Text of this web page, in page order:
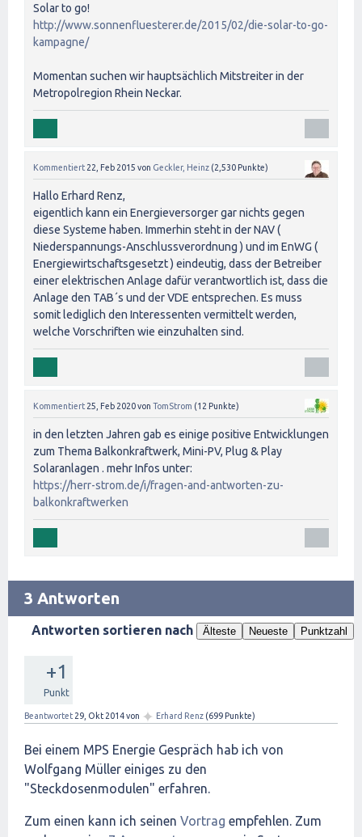
Solar to go!
http://www.sonnenfluesterer.de/2015/02/die-solar-to-go-
kampagne/
Momentan suchen wir hauptsächlich Mitstreiter in der
Metropolregion Rhein Neckar.
Kommentiert 22, Feb 2015 von Geckler, Heinz (2,530 Punkte)
Hallo Erhard Renz,
eigentlich kann ein Energieversorger gar nichts gegen
diese Systeme haben. Immerhin steht in der NAV (
Niederspannungs-Anschlussverordnung ) und im EnWG (
Energiewirtschaftsgesetzt ) eindeutig, dass der Betreiber
einer elektrischen Anlage dafür verantwortlich ist, dass die
Anlage den TAB´s und der VDE entsprechen. Es muss
somit lediglich den Interessenten vermittelt werden,
welche Vorschriften wie einzuhalten sind.
Kommentiert 25, Feb 2020von TomStrom (12 Punkte)
in den letzten Jahren gab es einige positive Entwicklungen
zum Thema Balkonkraftwerk, Mini-PV, Plug & Play
Solaranlagen . mehr Infos unter:
https://herr-strom.de/i/fragen-and-antworten-zu-
balkonkraftwerken
3 Antworten
Antworten sortieren nach Älteste Neueste Punktzahl
+1
Punkt
Beantwortet 29, Okt 2014von ✦ Erhard Renz (699 Punkte)
Bei einem MPS Energie Gespräch hab ich von
Wolfgang Müller einiges zu den
"Steckdosenmodulen" erfahren.
Zum einen kann ich seinen Vortrag empfehlen. Zum